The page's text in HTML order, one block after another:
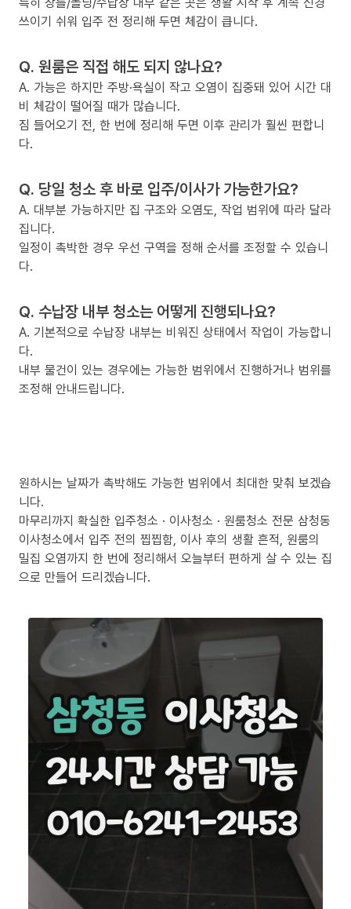
쓰이기 쉬워 입주 전 정리해 두면 체감이 큽니다.
Q. 원룸은 직접 해도 되지 않나요?
A. 가능은 하지만 주방·욕실이 작고 오염이 집중돼 있어 시간 대
비 체감이 떨어질 때가 많습니다.
짐 들어오기 전, 한 번에 정리해 두면 이후 관리가 훨씬 편합니
다.
Q. 당일 청소 후 바로 입주/이사가 가능한가요?
A. 대부분 가능하지만 집 구조와 오염도, 작업 범위에 따라 달라
집니다.
일정이 촉박한 경우 우선 구역을 정해 순서를 조정할 수 있습니
다.
Q. 수납장 내부 청소는 어떻게 진행되나요?
A. 기본적으로 수납장 내부는 비워진 상태에서 작업이 가능합니
다.
내부 물건이 있는 경우에는 가능한 범위에서 진행하거나 범위를
조정해 안내드립니다.
원하시는 날짜가 촉박해도 가능한 범위에서 최대한 맞춰 보겠습
니다.
마무리까지 확실한 입주청소 · 이사청소 · 원룸청소 전문 삼청동
이사청소에서 입주 전의 찝찝함, 이사 후의 생활 흔적, 원룸의
밀집 오염까지 한 번에 정리해서 오늘부터 편하게 살 수 있는 집
으로 만들어 드리겠습니다.